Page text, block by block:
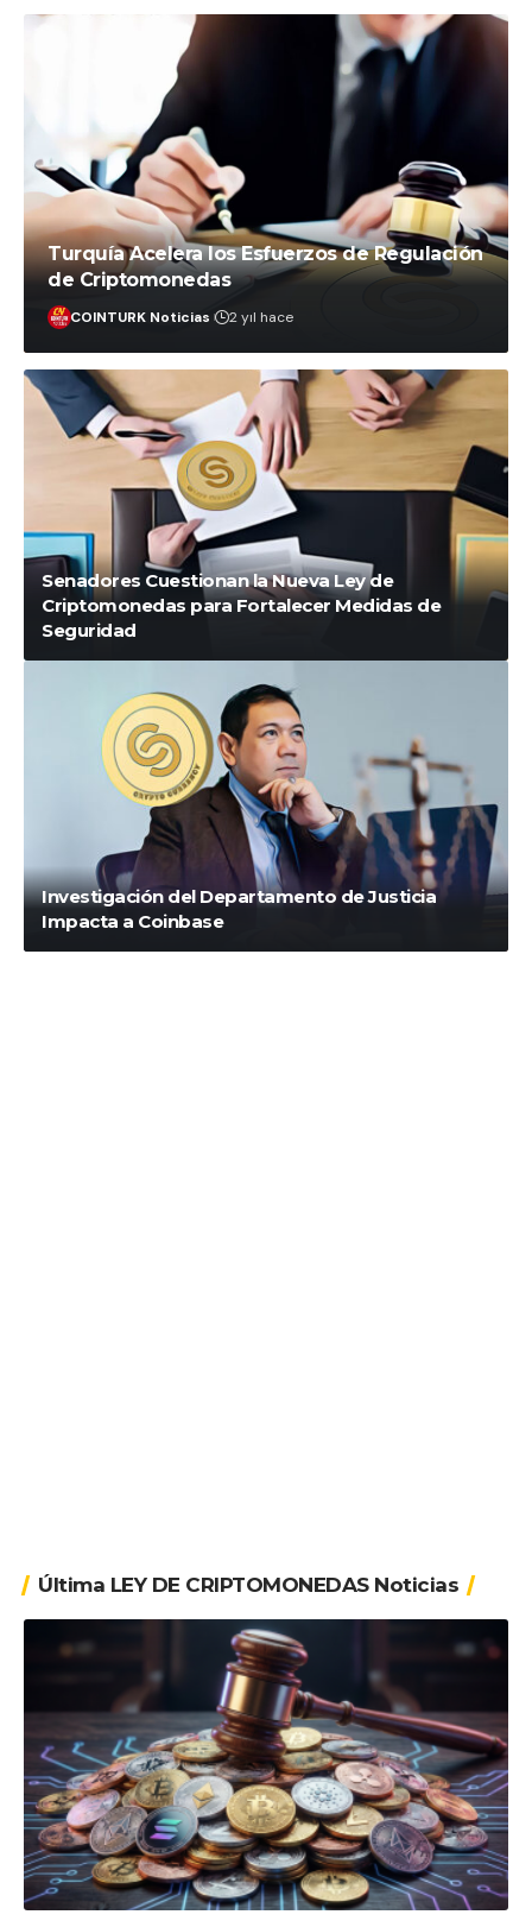
Turquía Acelera los Esfuerzos de Regulación
de Criptomonedas
COINTURK Noticias 2 yıl hace
Senadores Cuestionan la Nueva Ley de
Criptomonedas para Fortalecer Medidas de
Seguridad
Investigación del Departamento de Justicia
Impacta a Coinbase
Última LEY DE CRIPTOMONEDAS Noticias